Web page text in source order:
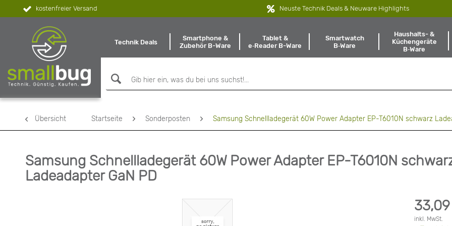
kostenfreier Versand Neuste Technik Deals & Neuware Highlights
Technik Deals
Smartphone &
Zubehör B-Ware
Tablet &
e‑Reader B-Ware
Smartwatch
B‑Ware
Haushalts- &
Küchengeräte
B‑Ware
Übersicht Startseite Sonderposten Samsung Schnellladegerät 60W Power Adapter EP-T6010N schwarz
Samsung Schnellladegerät 60W Power Adapter EP-T6010N
Ladeadapter GaN PD
inkl. MwSt.